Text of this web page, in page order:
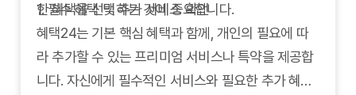
한 혜택을 선택하는 것이 중요합니다.
1. 필수 혜택 및 추가 서비스 확인
혜택24는 기본 핵심 혜택과 함께, 개인의 필요에 따
라 추가할 수 있는 프리미엄 서비스나 특약을 제공합
니다. 자신에게 필수적인 서비스와 필요한 추가 혜택